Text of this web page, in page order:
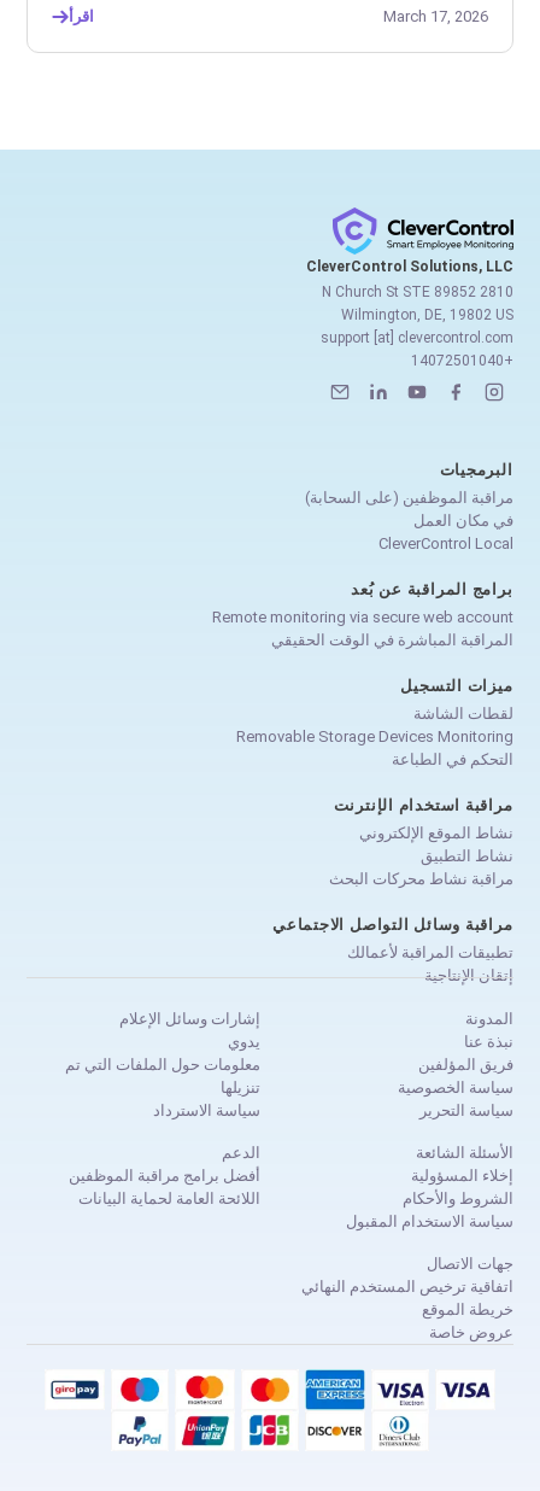
March 17, 2026 اقرأ
CleverControl Solutions, LLC
2810 N Church St STE 89852
Wilmington, DE, 19802 US
support [at] clevercontrol.com
+14072501040
البرمجيات
مراقبة الموظفين (على السحابة)
في مكان العمل
CleverControl Local
برامج المراقبة عن بُعد
Remote monitoring via secure web account
المراقبة المباشرة في الوقت الحقيقي
ميزات التسجيل
لقطات الشاشة
Removable Storage Devices Monitoring
التحكم في الطباعة
مراقبة استخدام الإنترنت
نشاط الموقع الإلكتروني
نشاط التطبيق
مراقبة نشاط محركات البحث
مراقبة وسائل التواصل الاجتماعي
تطبيقات المراقبة لأعمالك
إتقان الإنتاجية
المدونة
نبذة عنا
فريق المؤلفين
سياسة الخصوصية
سياسة التحرير
إشارات وسائل الإعلام
يدوي
معلومات حول الملفات التي تم
تنزيلها
سياسة الاسترداد
الأسئلة الشائعة
إخلاء المسؤولية
الشروط والأحكام
سياسة الاستخدام المقبول
الدعم
أفضل برامج مراقبة الموظفين
اللائحة العامة لحماية البيانات
جهات الاتصال
اتفاقية ترخيص المستخدم النهائي
خريطة الموقع
عروض خاصة